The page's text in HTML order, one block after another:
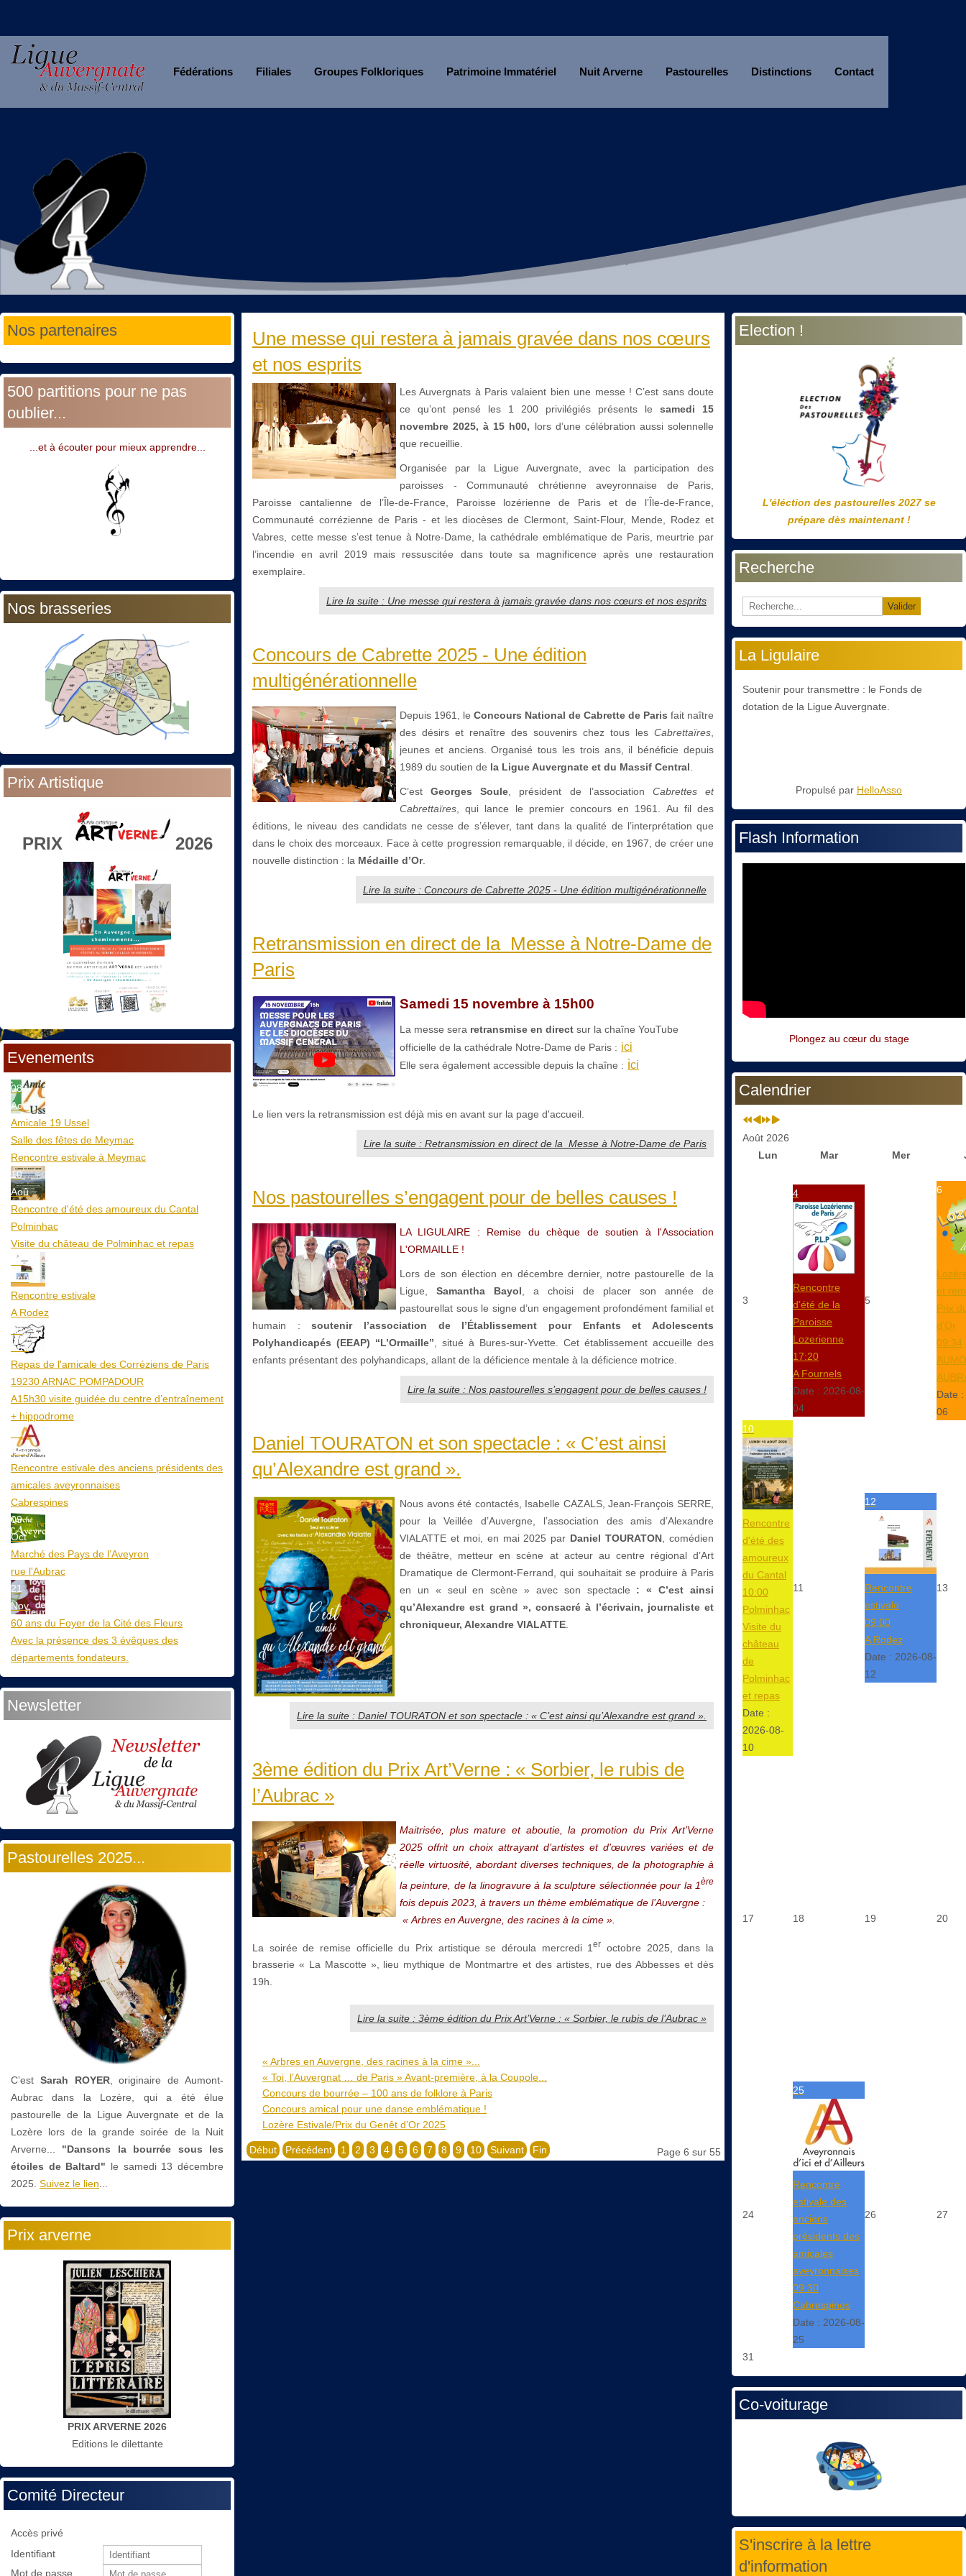
Fédérations Filiales Groupes Folkloriques Patrimoine Immatériel Nuit Arverne Pastourelles Distinctions Contact
Nos partenaires
500 partitions pour ne pas
oublier...
...et à écouter pour mieux apprendre...
Nos brasseries
Prix Artistique
PRIX 2026
Evenements
08
Aoû
Amicale 19 Ussel
Salle des fêtes de Meymac
Rencontre estivale à Meymac
10
Aoû
Rencontre d'été des amoureux du Cantal
Polminhac
Visite du château de Polminhac et repas
12
Aoû
Rencontre estivale
A Rodez
23
Aoû
Repas de l'amicale des Corréziens de Paris
19230 ARNAC POMPADOUR
A15h30 visite guidée du centre d’entraînement
+ hippodrome
25
Aoû
Rencontre estivale des anciens présidents des
amicales aveyronnaises
Cabrespines
09
Oct
Marché des Pays de l’Aveyron
rue l'Aubrac
21
Nov
60 ans du Foyer de la Cité des Fleurs
Avec la présence des 3 évêques des
départements fondateurs.
Newsletter
Pastourelles 2025...
C’est Sarah ROYER, originaire de Aumont-
Aubrac dans la Lozère, qui a été élue
pastourelle de la Ligue Auvergnate et de la
Lozère lors de la grande soirée de la Nuit
Arverne...
"Dansons la bourrée sous les
étoiles de Baltard" le samedi 13 décembre
2025. Suivez le lien
Prix arverne
PRIX ARVERNE 2026
Editions le dilettante
Comité Directeur
Accès privé
Identifiant
Mot de passe
Une messe qui restera à jamais gravée dans nos cœurs
et nos esprits
Les Auvergnats à Paris valaient bien une messe ! C’est sans doute
ce qu’ont pensé les 1 200 privilégiés présents le samedi 15
novembre 2025, à 15 h00, lors d’une célébration aussi solennelle
que recueillie.
Organisée par la Ligue Auvergnate, avec la participation des
paroisses - Communauté chrétienne aveyronnaise de Paris,
Paroisse cantalienne de l’Île-de-France, Paroisse lozérienne de Paris et de l’Île-de-France,
Communauté corrézienne de Paris - et les diocèses de Clermont, Saint-Flour, Mende, Rodez et
Vabres, cette messe s’est tenue à Notre-Dame, la cathédrale emblématique de Paris, meurtrie par
l’incendie en avril 2019 mais ressuscitée dans toute sa magnificence après une restauration
exemplaire.
Lire la suite : Une messe qui restera à jamais gravée dans nos cœurs et nos esprits
Concours de Cabrette 2025 - Une édition
multigénérationnelle
Depuis 1961, le Concours National de Cabrette de Paris fait naître
des désirs et renaître des souvenirs chez tous les Cabrettaïres
jeunes et anciens. Organisé tous les trois ans, il bénéficie depuis
1989 du soutien de la Ligue Auvergnate et du Massif Central
C’estGeorges Soule , président de l’association Cabrettes et
Cabrettaïres , qui lance le premier concours en 1961. Au fil des
éditions, le niveau des candidats ne cesse de s’élever, tant dans la qualité de l’interprétation que
dans le choix des morceaux. Face à cette progression remarquable, il décide, en 1967, de créer une
nouvelle distinction : la Médaille d’Or.
Lire la suite : Concours de Cabrette 2025 - Une édition multigénérationnelle
Retransmission en direct de la Messe à Notre-Dame de
Paris
Samedi 15 novembre à 15h00
La messe sera retransmise en direct sur la chaîne YouTube
officielle de la cathédrale Notre-Dame de Paris : ici
Elle sera également accessible depuis la chaîne : ici
Le lien vers la retransmission est déjà mis en avant sur la page d'accueil.
Lire la suite : Retransmission en direct de la Messe à Notre-Dame de Paris
Nos pastourelles s’engagent pour de belles causes !
LA LIGULAIRE : Remise du chèque de soutien à l'Association
L'ORMAILLE !
Lors de son élection en décembre dernier, notre pastourelle de la
Ligue,Samantha Bayol , a choisi de placer son année de
pastourellat sous le signe d’un engagement profondément familial et
humain :soutenir l’association de l’Établissement pour Enfants et Adolescents
Polyhandicapés (EEAP) “L’Ormaille” , situé à Bures-sur-Yvette. Cet établissement accueille des
enfants présentant des polyhandicaps, allant de la déficience mentale à la déficience motrice.
Lire la suite : Nos pastourelles s’engagent pour de belles causes !
Daniel TOURATON et son spectacle : « C’est ainsi
qu’Alexandre est grand ».
Nous avons été contactés, Isabelle CAZALS, Jean-François SERRE,
pour la Veillée d’Auvergne, l’association des amis d’Alexandre
VIALATTE et moi, en mai 2025 par Daniel TOURATON , comédien
de théâtre, metteur en scène at acteur au centre régional d’Art
Dramatique de Clermont-Ferrand, qui souhaitait se produire à Paris
en un « seul en scène » avec son spectacle : « C’est ainsi
qu’Alexandre est grand », consacré à l’écrivain, journaliste et
chroniqueur, Alexandre VIALATTE
Lire la suite : Daniel TOURATON et son spectacle : « C’est ainsi qu’Alexandre est grand ».
3ème édition du Prix Art’Verne : « Sorbier, le rubis de
l’Aubrac »
Maitrisée, plus mature et aboutie, la promotion du Prix Art’Verne
2025 offrit un choix attrayant d’artistes et d’œuvres variées et de
réelle virtuosité, abordant diverses techniques, de la photographie à
la peinture, de la linogravure à la sculpture sélectionnée pour la 1ère
fois depuis 2023, à travers un thème emblématique de l’Auvergne :
« Arbres en Auvergne, des racines à la cime ».
La soirée de remise officielle du Prix artistique se déroula mercredi 1er
octobre 2025, dans la
brasserie « La Mascotte », lieu mythique de Montmartre et des artistes, rue des Abbesses et dès
19h.
Lire la suite : 3ème édition du Prix Art’Verne : « Sorbier, le rubis de l’Aubrac »
« Arbres en Auvergne, des racines à la cime »...
« Toi, l’Auvergnat … de Paris » Avant-première, à la Coupole...
Concours de bourrée – 100 ans de folklore à Paris
Concours amical pour une danse emblématique !
Lozère Estivale/Prix du Genêt d’Or 2025
Page 6 sur 55
Début Précédent 1 2 3 4 5 6 7 8 9 10 Suivant Fin
Election !
L'éléction des pastourelles 2027 se
prépare dès maintenant !
Recherche
Valider
La Ligulaire
Soutenir pour transmettre : le Fonds de
dotation de la Ligue Auvergnate.
Propulsé par HelloAsso
Flash Information
Plongez au cœur du stage
Calendrier
Année
précédente
Mois
précédent
Année
suivante
Mois
suivant
Août 2026
Lun
Mar Mer
3
4
Rencontre
d’été de la
Paroisse
Lozerienne
17:20
A Fournels
Date : 2026-08-
04
5
6
et
Prix
d'Or
09:34
Date :
06
10
Rencontre
d'été des
amoureux
du Cantal
10:00
Polminhac
Visite du
château
de
Polminhac
et repas
Date :
2026-08-
10
11
12
Rencontre
estivale
09:00
A Rodez
Date : 2026-08-
12
13
17 18 19 20
24
25
Rencontre
estivale des
anciens
présidents des
amicales
aveyronnaises
09:30
Cabrespines
Date : 2026-08-
25
26 27
31
Co-voiturage
S'inscrire à la lettre
d'information